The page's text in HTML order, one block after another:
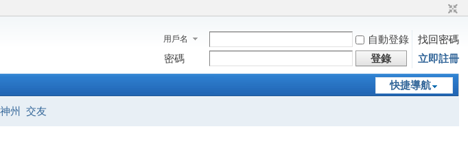
用戶名 自動登錄
找回密碼
密碼
登錄 立即註冊
快捷導航
神州 交友